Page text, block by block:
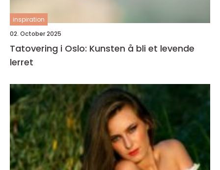
inspiration
02. October 2025
Tatovering i Oslo: Kunsten å bli et levende
lerret